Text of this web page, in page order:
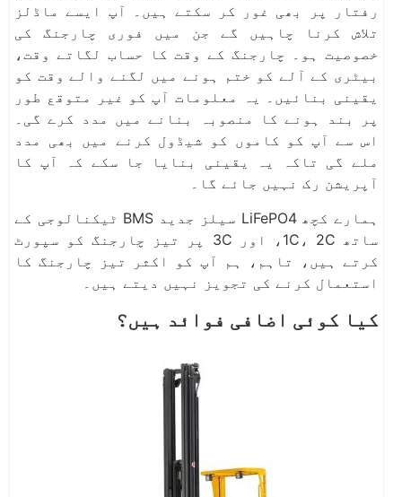
رفتار پر بھی غور کر سکتے ہیں۔ آپ ایسے ماڈلز
تلاش کرنا چاہیں گے جن میں فوری چارجنگ کی
خصوصیت ہو۔ چارجنگ کے وقت کا حساب لگاتے وقت،
بیٹری کے آلے کو ختم ہونے میں لگنے والے وقت کو
یقینی بنائیں۔ یہ معلومات آپ کو غیر متوقع طور
پر بند ہونے کا منصوبہ بنانے میں مدد کرے گی۔
اس سے آپ کو کاموں کو شیڈول کرنے میں بھی مدد
ملے گی تاکہ یہ یقینی بنایا جا سکے کہ آپ کا
آپریشن رک نہیں جائے گا۔
ہمارے کچھ LiFePO4 سیلز جدید BMS ٹیکنالوجی کے
ساتھ 1C، 2C، اور 3C پر تیز چارجنگ کو سپورٹ
کرتے ہیں، تاہم، ہم آپ کو اکثر تیز چارجنگ کا
استعمال کرنے کی تجویز نہیں دیتے ہیں۔
کیا کوئی اضافی فوائد ہیں؟